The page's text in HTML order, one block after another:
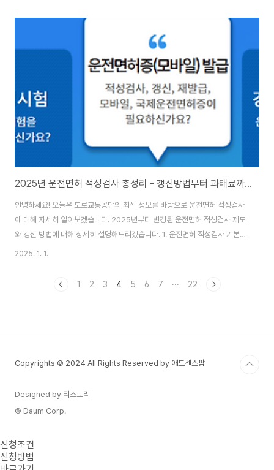
정보2025년 연말정산 월세 증빙서류를 신청하기 위해서는 기본적인 준비가
필요합니다. 연말정산 월세 증빙서류는 국세청에서 정한 특정 양식과 절차에
따라 제출해야 하며, 이를 통해 세금 환급 혜택을 받을 수 있습니다. 특히
2025년부터는 전자문서 제출이 더욱 활성화되어, 온라인으로도 손쉽게 연말
2025년 운전면허 적성검사 총정리 - 갱신방법부터 과태료까지 한방에!
안녕하세요! 오늘은 도로교통공단의 최신 정보를 바탕으로 운전면허 적성검사
에 대해 자세히 알아보겠습니다. 2025년부터 변경된 운전면허 적성검사 제도
와 갱신 방법에 대해 상세히 설명해드리겠습니다. 1. 운전면허 적성검사 기본
이해하기도로교통안전공단에 따르면, 운전면허 적성검사는 모든 운전자의 안
2025. 1. 1.
1 2 3 4 5 6 7 ··· 22
Copyrights © 2024 All Rights Reserved by 애드센스팜
Designed by 티스토리
© Daum Corp.
신청조건
신청방법